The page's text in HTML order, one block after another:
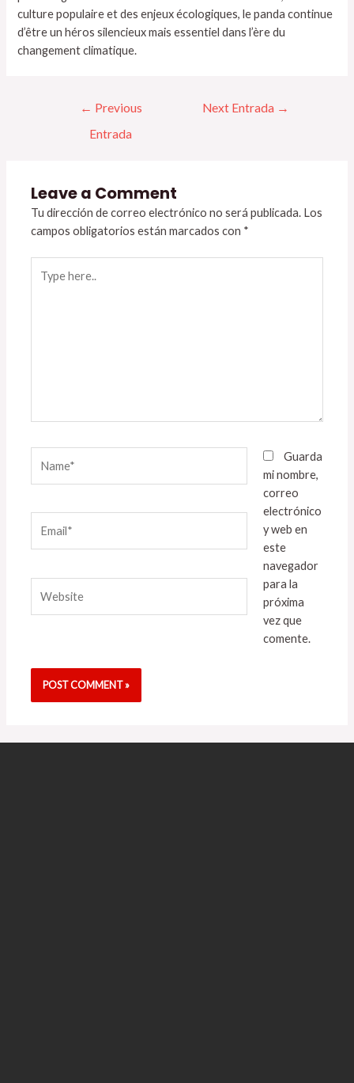
culture populaire et des enjeux écologiques, le panda continue
d’être un héros silencieux mais essentiel dans l’ère du
changement climatique.
← Previous
Entrada
Next Entrada →
Leave a Comment
Tu dirección de correo electrónico no será publicada. Los
campos obligatorios están marcados con *
here..
Guarda
mi nombre,
correo
electrónico
y web en
este
navegador
para la
próxima
vez que
comente.